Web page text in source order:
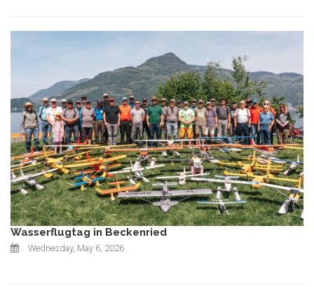
Wasserflugtag in Beckenried
Wednesday, May 6, 2026